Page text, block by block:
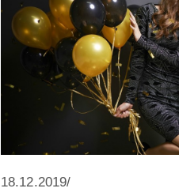
18.12.2019/